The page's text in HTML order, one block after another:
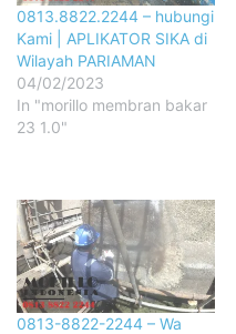
0813.8822.2244 – hubungi
Kami | APLIKATOR SIKA di
Wilayah PARIAMAN
04/02/2023
In "morillo membran bakar
23 1.0"
0813-8822-2244 – Wa